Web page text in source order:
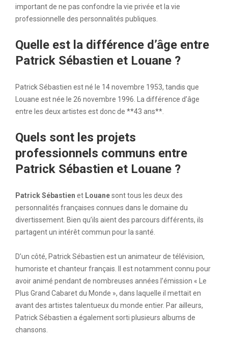
important de ne pas confondre la vie privée et la vie
professionnelle des personnalités publiques.
Quelle est la différence d’âge entre
Patrick Sébastien et Louane ?
Patrick Sébastien est né le 14 novembre 1953, tandis que
Louane est née le 26 novembre 1996. La différence d’âge
entre les deux artistes est donc de **43 ans**.
Quels sont les projets
professionnels communs entre
Patrick Sébastien et Louane ?
Patrick Sébastien et Louanesont tous les deux des
personnalités françaises connues dans le domaine du
divertissement. Bien qu’ils aient des parcours différents, ils
partagent un intérêt commun pour la santé.
D’un côté, Patrick Sébastien est un animateur de télévision,
humoriste et chanteur français. Il est notamment connu pour
avoir animé pendant de nombreuses années l’émission « Le
Plus Grand Cabaret du Monde », dans laquelle il mettait en
avant des artistes talentueux du monde entier. Par ailleurs,
Patrick Sébastien a également sorti plusieurs albums de
chansons.